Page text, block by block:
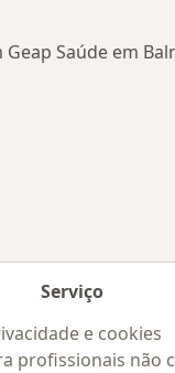
Saúde em
Serviço
e cookies
profissionais não